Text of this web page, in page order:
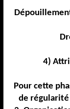
4)
Pour cette
de